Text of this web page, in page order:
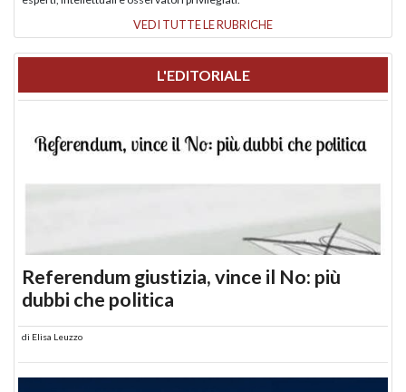
VEDI TUTTE LE RUBRICHE
L'EDITORIALE
Referendum giustizia, vince il No: più
dubbi che politica
di Elisa Leuzzo